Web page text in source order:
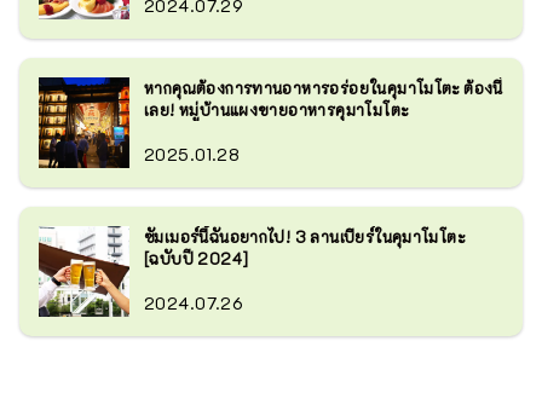
2024.07.29
หากคุณต้องการทานอาหารอร่อยในคุมาโมโตะ ต้องนี่
เลย! หมู่บ้านแผงขายอาหารคุมาโมโตะ
2025.01.28
ซัมเมอร์นี้ฉันอยากไป! 3 ลานเบียร์ในคุมาโมโตะ
[ฉบับปี 2024]
2024.07.26